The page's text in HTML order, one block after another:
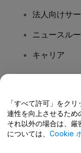
法人向けサ
ニュースル
キャリア
ヘルプセン
「すべて許可」をク
連性を向上させるため
それ以外の場合は、
については、 Cookie